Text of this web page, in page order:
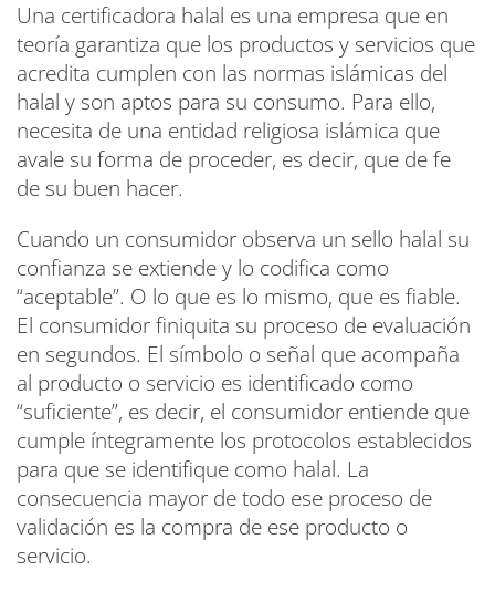
Una certificadora halal es una empresa que en
teoría garantiza que los productos y servicios que
acredita cumplen con las normas islámicas del
halal y son aptos para su consumo. Para ello,
necesita de una entidad religiosa islámica que
avale su forma de proceder, es decir, que de fe
de su buen hacer.
Cuando un consumidor observa un sello halal su
confianza se extiende y lo codifica como
“aceptable”. O lo que es lo mismo, que es fiable.
El consumidor finiquita su proceso de evaluación
en segundos. El símbolo o señal que acompaña
al producto o servicio es identificado como
“suficiente”, es decir, el consumidor entiende que
cumple íntegramente los protocolos establecidos
para que se identifique como halal. La
consecuencia mayor de todo ese proceso de
validación es la compra de ese producto o
servicio.